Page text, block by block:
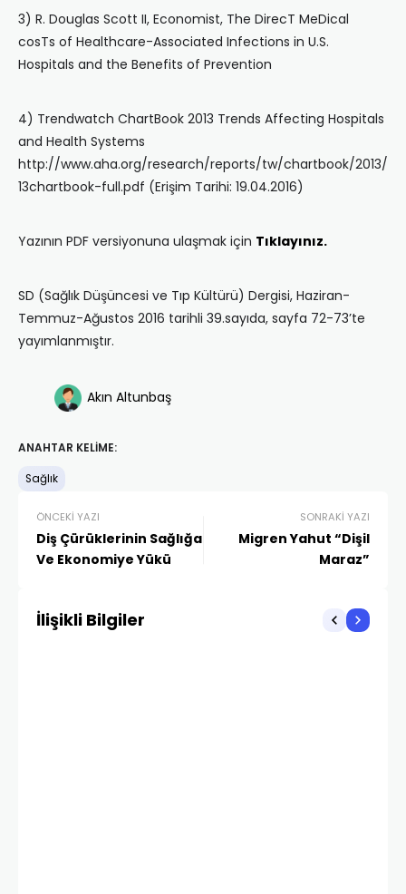
3) R. Douglas Scott II, Economist, The DirecT MeDical
cosTs of Healthcare-Associated Infections in U.S.
Hospitals and the Benefits of Prevention
4) Trendwatch ChartBook 2013 Trends Affecting Hospitals
and Health Systems
http://www.aha.org/research/reports/tw/chartbook/2013/
13chartbook-full.pdf (Erişim Tarihi: 19.04.2016)
Yazının PDF versiyonuna ulaşmak için Tıklayınız.
SD (Sağlık Düşüncesi ve Tıp Kültürü) Dergisi, Haziran-
Temmuz-Ağustos 2016 tarihli 39.sayıda, sayfa 72-73’te
yayımlanmıştır.
Akın Altunbaş
ANAHTAR KELIME:
Sağlık
ÖNCEKI YAZI
Diş Çürüklerinin Sağlığa
Ve Ekonomiye Yükü
SONRAKI YAZI
Migren Yahut “Dişil
Maraz”
İlişikli Bilgiler